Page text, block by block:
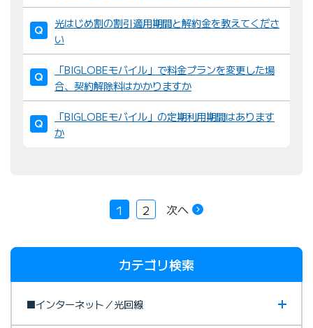
光はじめ割の割引適用期間と解約金を教えてくださ
い
「BIGLOBEモバイル」で料金プランを変更した場
合、契約解除料はかかりますか
「BIGLOBEモバイル」の定期利用期間はあります
か
1 2 次へ
カテゴリ検索
■インターネット／光回線